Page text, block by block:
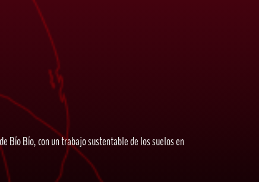
Bío Bío, con un trabajo sustentable de los suelos en